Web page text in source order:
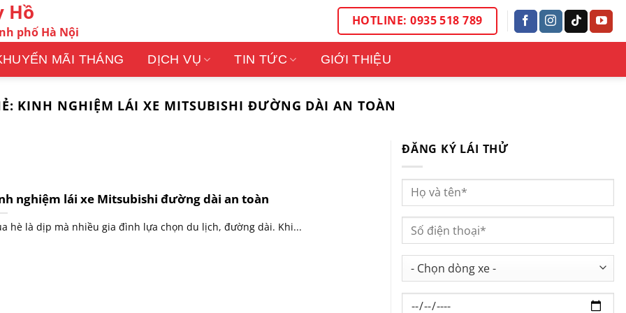
Hồ
phố Hà Nội
HOTLINE: 0935 518 789
MÃI THÁNG DỊCH VỤ TIN TỨC GIỚI THIỆU
KINH NGHIỆM LÁI XE MITSUBISHI ĐƯỜNG DÀI AN TOÀN
nghiệm lái xe Mitsubishi đường dài an toàn
hè là dịp mà nhiều gia đình lựa chọn du lịch, đường dài. Khi...
ĐĂNG KÝ LÁI THỬ